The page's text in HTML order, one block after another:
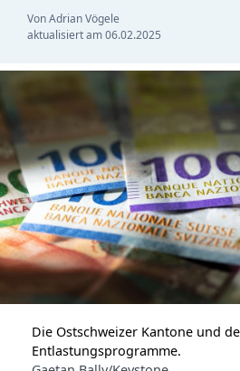
Von Adrian Vögele
aktualisiert am06.02.2025
Die Ostschweizer Kantone und
Entlastungsprogramme.